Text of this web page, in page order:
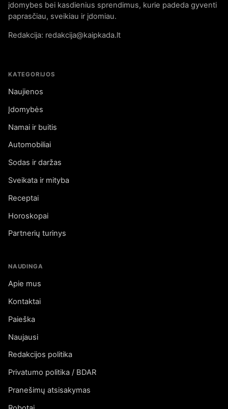
įdomybes bei kasdienius sprendimus, kurie padeda gyventi
paprasčiau, sveikiau ir įdomiau.
Redakcija: redakcija@kaipkada.lt
KATEGORIJOS
Naujienos
Įdomybės
Namai ir buitis
Automobiliai
Sodas ir daržas
Sveikata ir mityba
Receptai
Horoskopai
Partnerių turinys
NAUDINGA
Apie mus
Kontaktai
Paieška
Naujausi
Redakcijos politika
Privatumo politika / BDAR
Pranešimų atsisakymas